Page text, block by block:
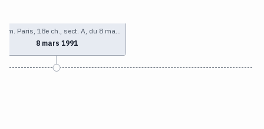
Paris, 18e ch., sect. A, du 8 ma…
8 mars 1991